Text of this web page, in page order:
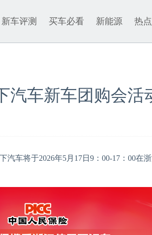
新车评测 买车必看 新能源 热点
汽车新车团购会活
将于2026年5月17日9：00-17：00在浙